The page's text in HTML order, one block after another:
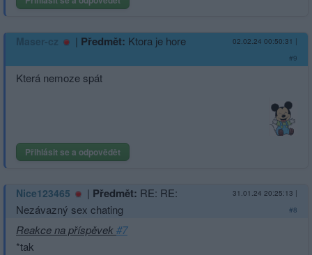
Maser-cz | Předmět: Ktora je hore 02.02.24 00:50:31 |
#9
Která nemoze spát
Přihlásit se a odpovědět
Nice123465 | Předmět: RE: RE:
Nezávazný sex chating
31.01.24 20:25:13 |
#8
Reakce na příspěvek#7
*tak